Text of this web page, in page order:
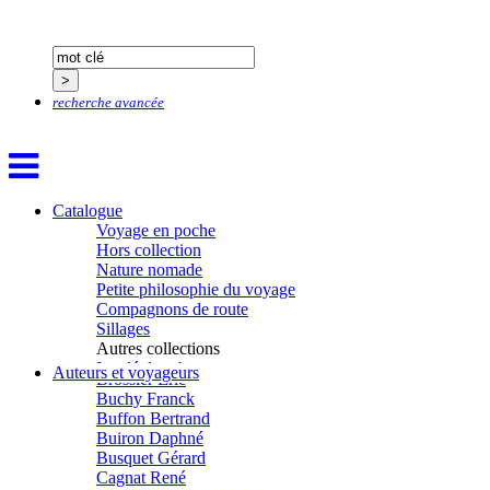
recherche avancée
Catalogue
Voyage en poche
Hors collection
Nature nomade
Petite philosophie du voyage
Compagnons de route
Sillages
Autres collections
La clé des champs
Chemins d’étoiles
Visions
Auteurs et voyageurs
Bezsonov Youri
Bideau Michel-Cosme
Blanchet Anne-Lise
Boillot Henri
Bonnem Éric
Boudart Jean-Louis
Bougault Laurence
Boulnois Lucette
Bourgault Pierrick
Brès Justine
Brès Romain
Brossier Éric
Buchy Franck
Buffon Bertrand
Buiron Daphné
Busquet Gérard
Cagnat René